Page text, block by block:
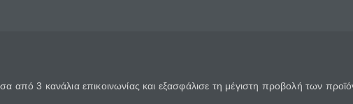
3 κανάλια επικοινωνίας και εξασφάλισε τη μέγιστη προβολή των